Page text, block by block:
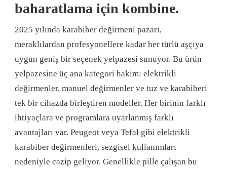
baharatlama için kombine.
2025 yılında karabiber değirmeni pazarı,
meraklılardan profesyonellere kadar her türlü aşçıya
uygun geniş bir seçenek yelpazesi sunuyor. Bu ürün
yelpazesine üç ana kategori hakim: elektrikli
değirmenler, manuel değirmenler ve tuz ve karabiberi
tek bir cihazda birleştiren modeller. Her birinin farklı
ihtiyaçlara ve programlara uyarlanmış farklı
avantajları var. Peugeot veya Tefal gibi elektrikli
karabiber değirmenleri, sezgisel kullanımları
nedeniyle cazip geliyor. Genellikle pille çalışan bu